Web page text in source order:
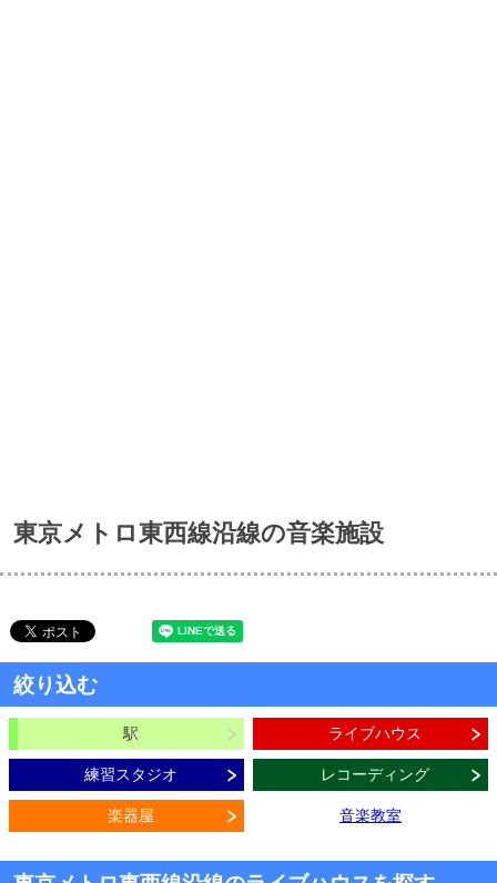
東京メトロ東西線沿線の音楽施設
絞り込む
駅 ライブハウス
練習スタジオ レコーディング
楽器屋 音楽教室